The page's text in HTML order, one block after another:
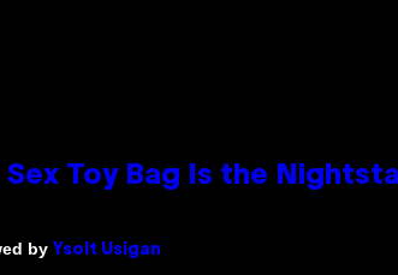
Toy Bag Is the
by Ysolt Usigan